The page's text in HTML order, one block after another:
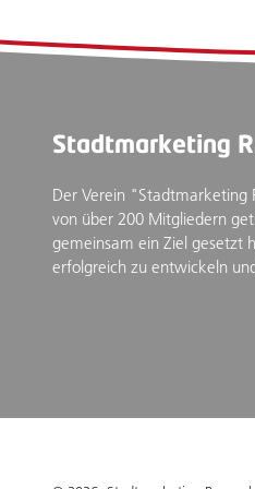
Stadtmarketing
Der Verein "Stadtmarketing
von über 200 Mitgliedern
gemeinsam ein Ziel gesetzt
erfolgreich zu entwickeln